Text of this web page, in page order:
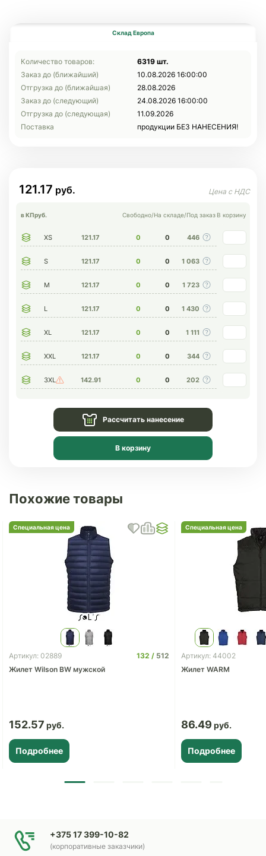
Склад Европа
Количество товаров:
6319 шт.
Заказ до (ближайший)
10.08.2026 16:00:00
Отгрузка до (ближайшая)
28.08.2026
Заказ до (следующий)
24.08.2026 16:00:00
Отгрузка до (следующая)
11.09.2026
Поставка
продукции БЕЗ НАНЕСЕНИЯ!
121.17
в КПруб. Свободно/На складе/Под заказ В корзину
XS 121.17 0 0 446
S 121.17 0 0 1 063
M 121.17 0 0 1 723
L 121.17 0 0 1 430
XL 121.17 0 0 1 111
XXL 121.17 0 0 344
3XL 142.91 0 0 202
Рассчитать нанесение
В корзину
Похожие товары
Специальная цена
Артикул: 02889 132
512
Жилет Wilson BW мужской
152.57
Подробнее
Специальная цена
Артикул: 44002
Жилет WARM
86.49
Подробнее
+375 17 399-10-82
(корпоративные заказчики)